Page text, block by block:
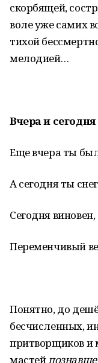
скорбящей,
воле уже самих
тихой
мелодией…
Вчера и сегодня
Еще вчера ты
А сегодня ты
Сегодня
Переменчивый
Понятно, до
бесчисленных,
притворщиков и
мастей